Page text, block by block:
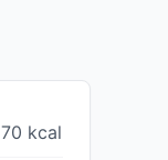
70 kcal